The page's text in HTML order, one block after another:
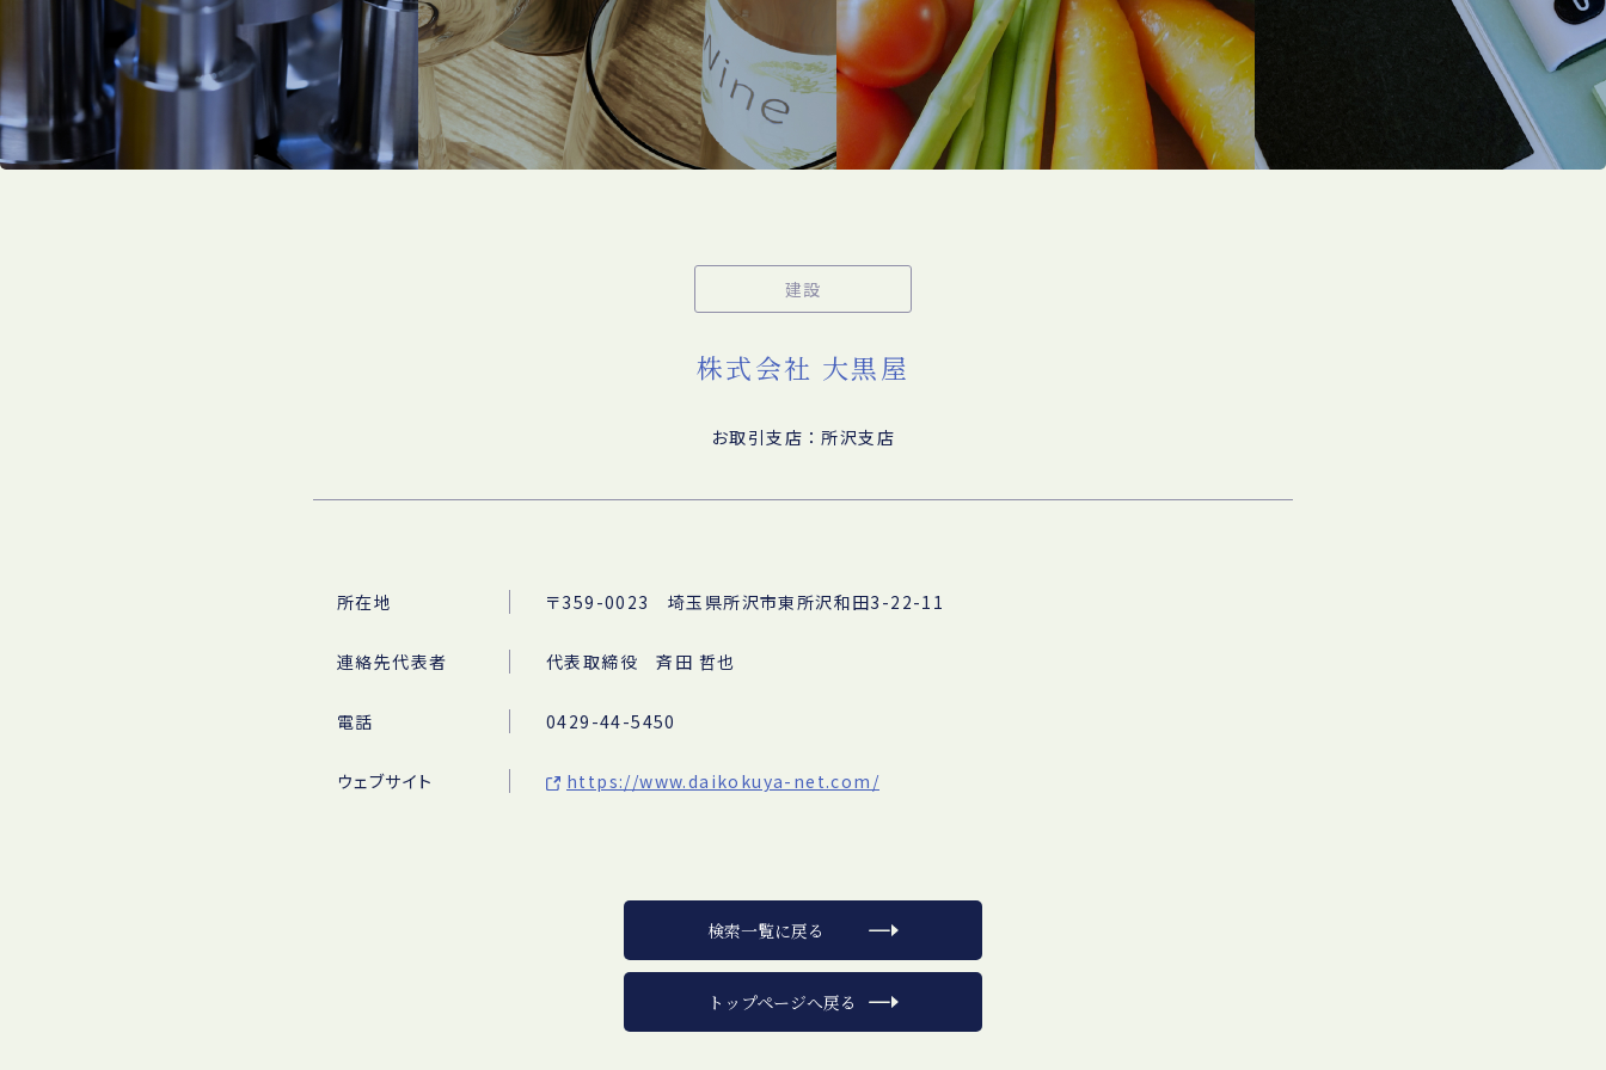
建設
株式会社 大黒屋
お取引支店：所沢支店
所在地 〒359-0023 埼玉県所沢市東所沢和田3-22-11
連絡先代表者 代表取締役 斉田 哲也
電話 0429-44-5450
ウェブサイト https://www.daikokuya-net.com/
検索一覧に戻る
トップページへ戻る